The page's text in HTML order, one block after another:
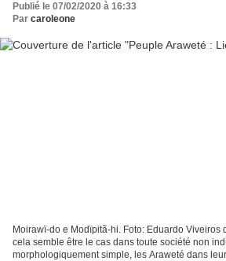
Publié le 07/02/2020 à 16:33
Par caroleone
Moirawï-do e Modïpitã-hi. Foto: Eduardo Viveiros
cela semble être le cas dans toute société non
morphologiquement simple, les Araweté dans